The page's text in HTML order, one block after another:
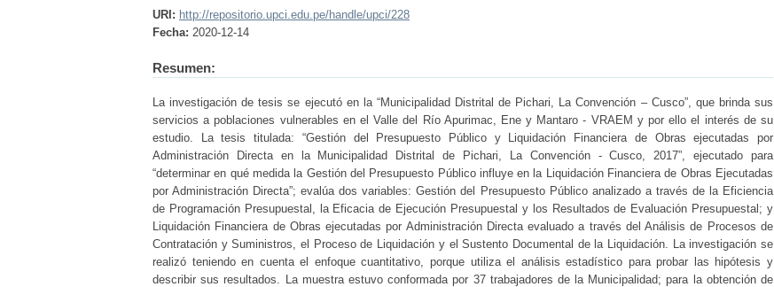
URI: http://repositorio.upci.edu.pe/handle/upci/228
Fecha: 2020-12-14
Resumen:
La investigación de tesis se ejecutó en la “Municipalidad Distrital de Pichari, La Convención – Cusco”, que brinda sus
servicios a poblaciones vulnerables en el Valle del Río Apurimac, Ene y Mantaro - VRAEM y por ello el interés de su
estudio. La tesis titulada: “Gestión del Presupuesto Público y Liquidación Financiera de Obras ejecutadas por
Administración Directa en la Municipalidad Distrital de Pichari, La Convención - Cusco, 2017”, ejecutado para
“determinar en qué medida la Gestión del Presupuesto Público influye en la Liquidación Financiera de Obras Ejecutadas
por Administración Directa”; evalúa dos variables: Gestión del Presupuesto Público analizado a través de la Eficiencia
de Programación Presupuestal, la Eficacia de Ejecución Presupuestal y los Resultados de Evaluación Presupuestal; y
Liquidación Financiera de Obras ejecutadas por Administración Directa evaluado a través del Análisis de Procesos de
Contratación y Suministros, el Proceso de Liquidación y el Sustento Documental de la Liquidación. La investigación se
realizó teniendo en cuenta el enfoque cuantitativo, porque utiliza el análisis estadístico para probar las hipótesis y
describir sus resultados. La muestra estuvo conformada por 37 trabajadores de la Municipalidad; para la obtención de